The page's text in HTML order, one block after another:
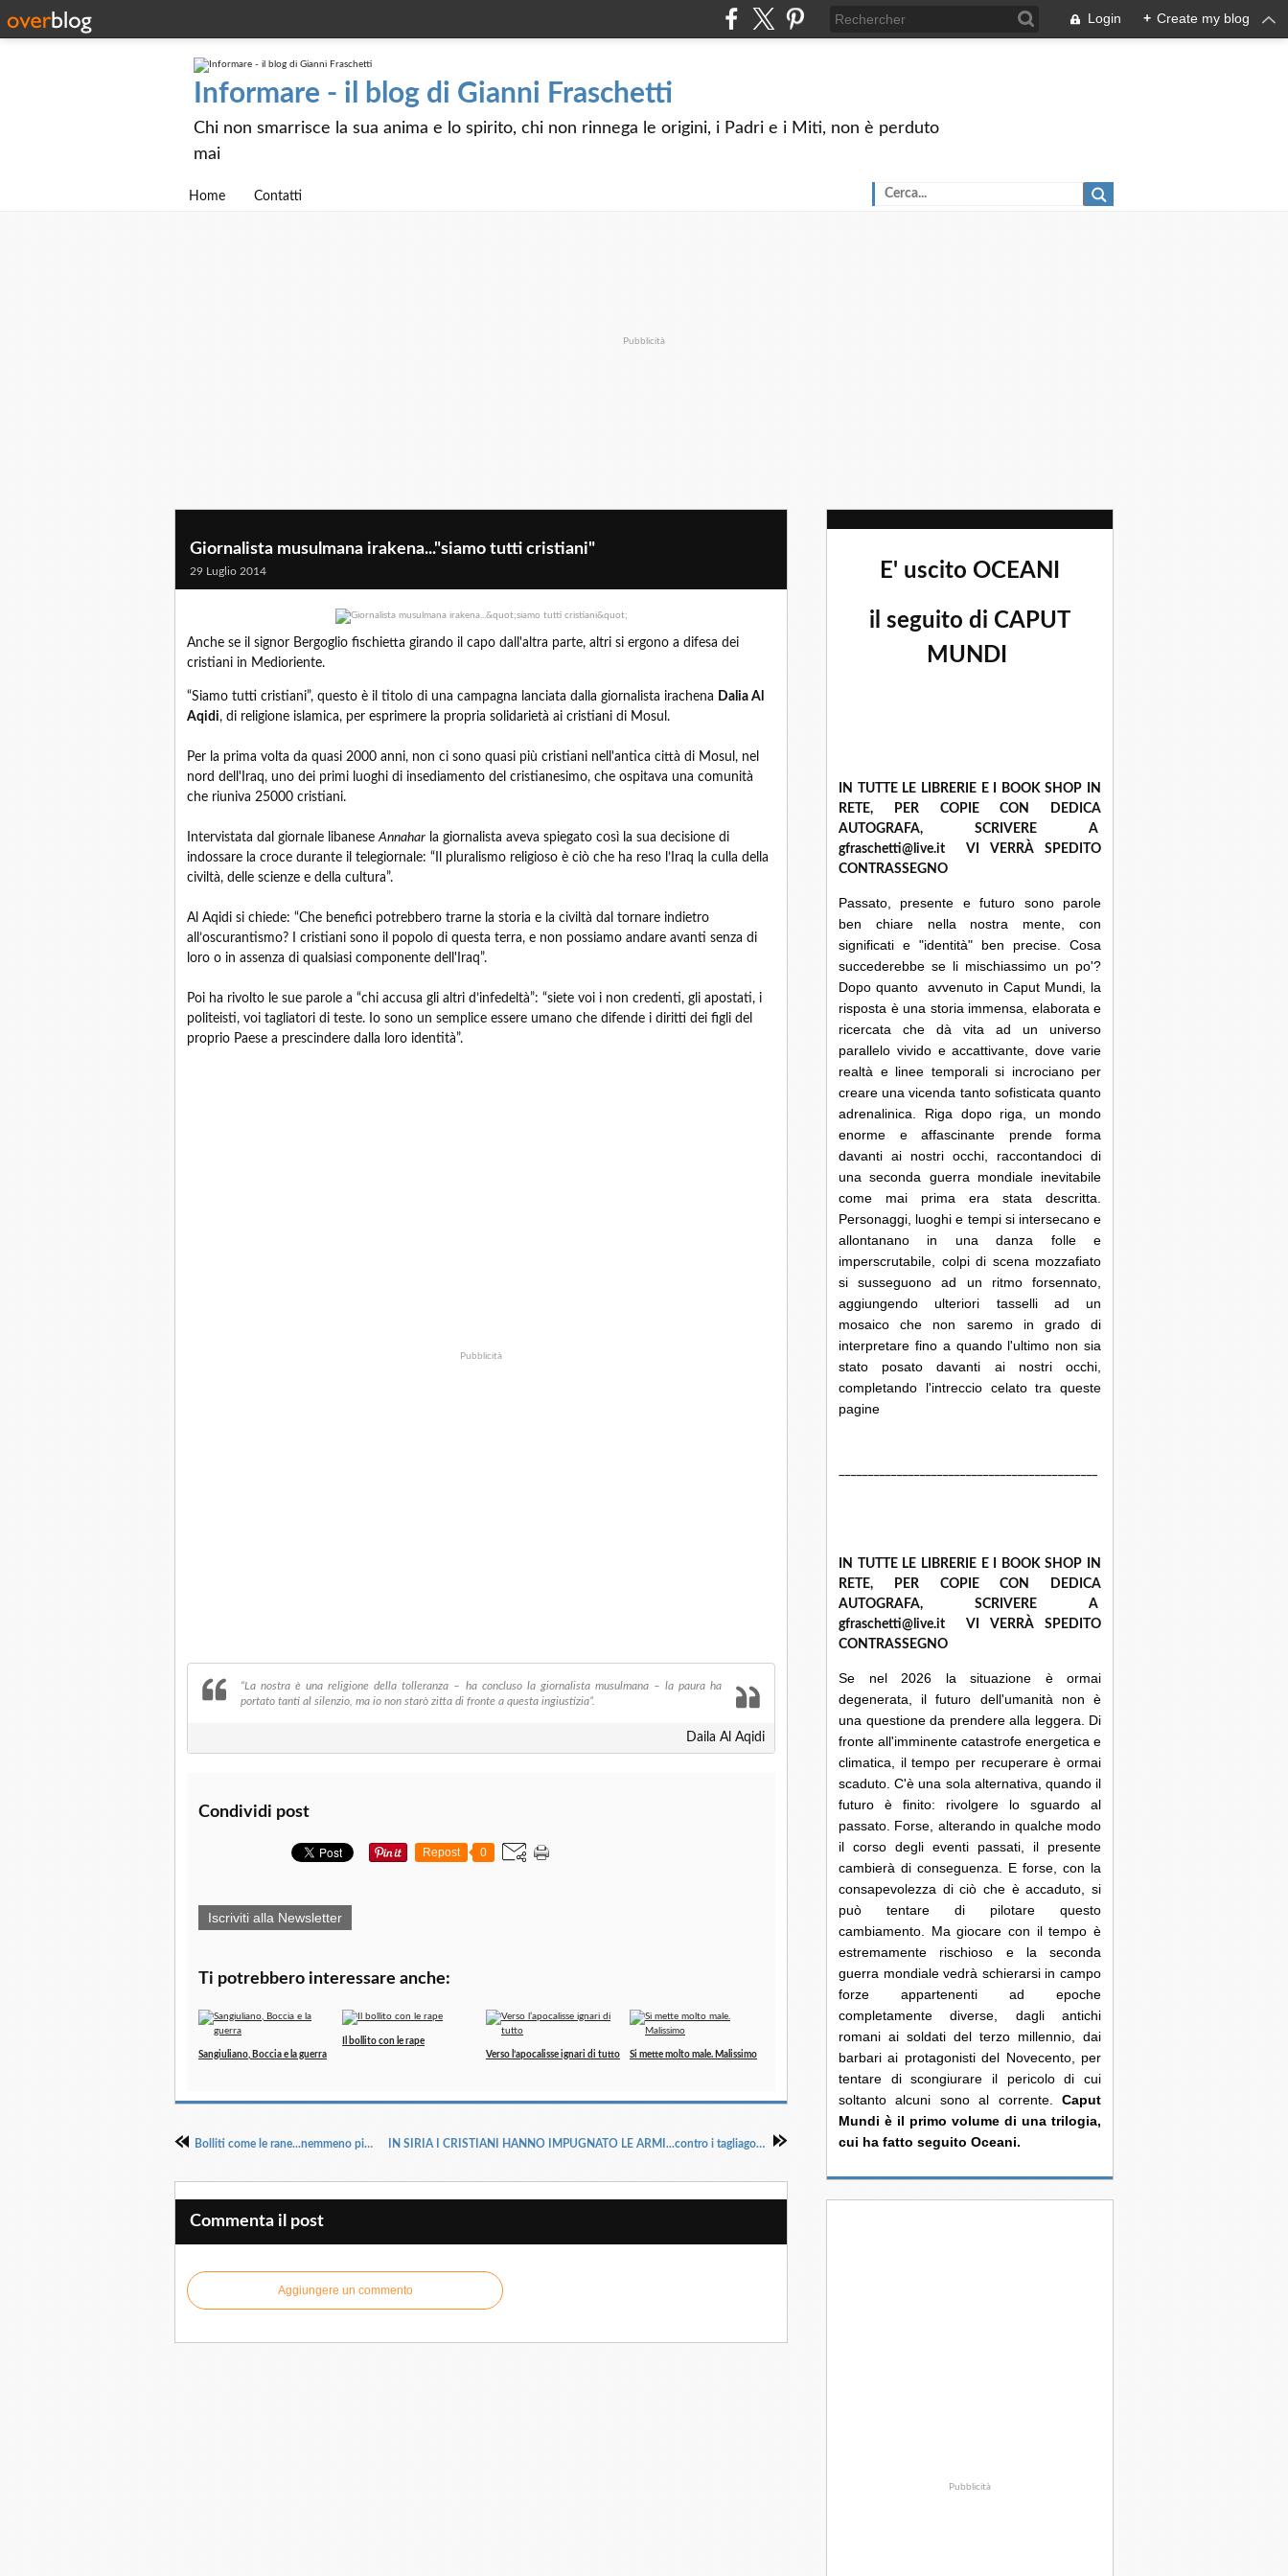
Login + Create my blog
Informare - il blog di Gianni Fraschetti
Chi non smarrisce la sua anima e lo spirito, chi non rinnega le origini, i Padri e i Miti, non è perduto
mai
Home Contatti
Pubblicità
Giornalista musulmana irakena..."siamo tutti cristiani"
29 Luglio 2014
Anche se il signor Bergoglio fischietta girando il capo dall'altra parte, altri si ergono a difesa dei
cristiani in Medioriente.
“Siamo tutti cristiani”, questo è il titolo di una campagna lanciata dalla giornalista irachena Dalia Al
Aqidi, di religione islamica, per esprimere la propria solidarietà ai cristiani di Mosul.
Per la prima volta da quasi 2000 anni, non ci sono quasi più cristiani nell'antica città di Mosul, nel
nord dell'Iraq, uno dei primi luoghi di insediamento del cristianesimo, che ospitava una comunità
che riuniva 25000 cristiani.
Intervistata dal giornale libaneseAnnahar la giornalista aveva spiegato così la sua decisione di
indossare la croce durante il telegiornale: “Il pluralismo religioso è ciò che ha reso l’Iraq la culla della
civiltà, delle scienze e della cultura”.
Al Aqidi si chiede: “Che benefici potrebbero trarne la storia e la civiltà dal tornare indietro
all’oscurantismo? I cristiani sono il popolo di questa terra, e non possiamo andare avanti senza di
loro o in assenza di qualsiasi componente dell'Iraq”.
Poi ha rivolto le sue parole a “chi accusa gli altri d’infedeltà”: “siete voi i non credenti, gli apostati, i
politeisti, voi tagliatori di teste. Io sono un semplice essere umano che difende i diritti dei figli del
proprio Paese a prescindere dalla loro identità”.
Pubblicità
“La nostra è una religione della tolleranza – ha concluso la giornalista musulmana – la paura ha
portato tanti al silenzio, ma io non starò zitta di fronte a questa ingiustizia”.
Daila Al Aqidi
Condividi post
Repost 0
Iscriviti alla Newsletter
Ti potrebbero interessare anche:
Sangiuliano, Boccia e la guerra
Il bollito con le rape
Verso l’apocalisse ignari di tutto
Si mette molto male. Malissimo
Bolliti come le rane...nemmeno più l'estate IN SIRIA I CRISTIANI HANNO IMPUGNATO LE ARMI...contro i tagliagole di Al Nusra e
Commenta il post
Aggiungere un commento
E' uscito OCEANI
il seguito di CAPUT
MUNDI
IN TUTTE LE LIBRERIE E I BOOK SHOP IN
RETE, PER COPIE CON DEDICA
AUTOGRAFA, SCRIVERE A
gfraschetti@live.it VI VERRÀ SPEDITO
CONTRASSEGNO
Passato, presente e futuro sono parole
ben chiare nella nostra mente, con
significati e "identità" ben precise. Cosa
succederebbe se li mischiassimo un po'?
Dopo quanto avvenuto in Caput Mundi, la
risposta è una storia immensa, elaborata e
ricercata che dà vita ad un universo
parallelo vivido e accattivante, dove varie
realtà e linee temporali si incrociano per
creare una vicenda tanto sofisticata quanto
adrenalinica. Riga dopo riga, un mondo
enorme e affascinante prende forma
davanti ai nostri occhi, raccontandoci di
una seconda guerra mondiale inevitabile
come mai prima era stata descritta.
Personaggi, luoghi e tempi si intersecano e
allontanano in una danza folle e
imperscrutabile, colpi di scena mozzafiato
si susseguono ad un ritmo forsennato,
aggiungendo ulteriori tasselli ad un
mosaico che non saremo in grado di
interpretare fino a quando l'ultimo non sia
stato posato davanti ai nostri occhi,
completando l'intreccio celato tra queste
pagine
IN TUTTE LE LIBRERIE E I BOOK SHOP IN
RETE, PER COPIE CON DEDICA
AUTOGRAFA, SCRIVERE A
gfraschetti@live.it VI VERRÀ SPEDITO
CONTRASSEGNO
Se nel 2026 la situazione è ormai
degenerata, il futuro dell'umanità non è
una questione da prendere alla leggera. Di
fronte all'imminente catastrofe energetica e
climatica, il tempo per recuperare è ormai
scaduto. C'è una sola alternativa, quando il
futuro è finito: rivolgere lo sguardo al
passato. Forse, alterando in qualche modo
il corso degli eventi passati, il presente
cambierà di conseguenza. E forse, con la
consapevolezza di ciò che è accaduto, si
può tentare di pilotare questo
cambiamento. Ma giocare con il tempo è
estremamente rischioso e la seconda
guerra mondiale vedrà schierarsi in campo
forze appartenenti ad epoche
completamente diverse, dagli antichi
romani ai soldati del terzo millennio, dai
barbari ai protagonisti del Novecento, per
tentare di scongiurare il pericolo di cui
soltanto alcuni sono al corrente. Caput
Mundi è il primo volume di una trilogia,
cui ha fatto seguito Oceani.
Pubblicità